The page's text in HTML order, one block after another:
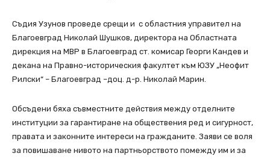
Съдия Узунов проведе срещи и с областния управител на
Благоевград Николай Шушков, директора на Областната
дирекция на МВР в Благоевград ст. комисар Георги Кандев и
декана на Правно-историческия факултет към ЮЗУ „Неофит
Рилски“ – Благоевград –доц. д-р. Николай Марин.
Обсъдени бяха съвместните действия между отделните
институции за гарантиране на обществения ред и сигурност,
правата и законните интереси на гражданите. Заяви се воля
за повишаване нивото на партньорството помежду им и за